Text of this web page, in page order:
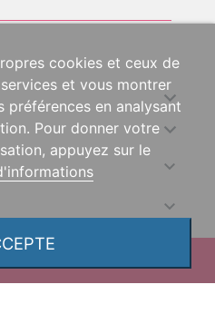


cookies et ceux de
et vous montrer
préférences en analysant
Pour donner votre
appuyez sur le